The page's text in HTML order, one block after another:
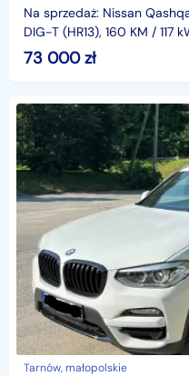
Na sprzedaż: Nissan
DIG-T (HR13), 160 KM / 117
trybem SportRok produkcji:
73 000zł
Tarnów, małopolskie